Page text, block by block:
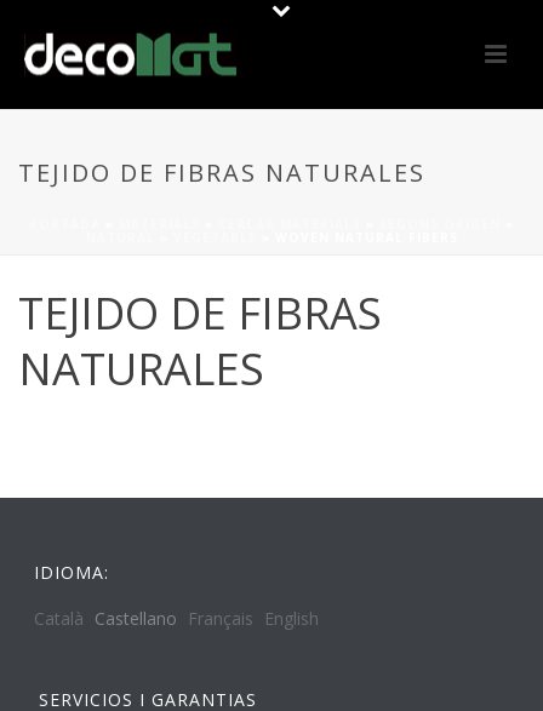
TEJIDO DE FIBRAS NATURALES
TEJIDO DE FIBRAS
NATURALES
IDIOMA:
Català Castellano Français English
SERVICIOS I GARANTIAS